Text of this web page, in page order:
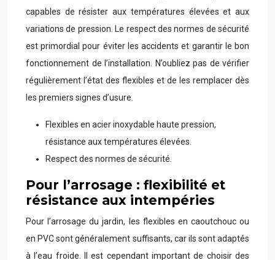
capables de résister aux températures élevées et aux
variations de pression. Le respect des normes de sécurité
est primordial pour éviter les accidents et garantir le bon
fonctionnement de l’installation. N’oubliez pas de vérifier
régulièrement l’état des flexibles et de les remplacer dès
les premiers signes d’usure.
Flexibles en acier inoxydable haute pression,
résistance aux températures élevées.
Respect des normes de sécurité.
Pour l’arrosage : flexibilité et
résistance aux intempéries
Pour l’arrosage du jardin, les flexibles en caoutchouc ou
en PVC sont généralement suffisants, car ils sont adaptés
à l’eau froide. Il est cependant important de choisir des